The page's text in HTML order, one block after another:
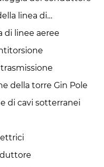
linea di
di linee aeree
della torre Gin Pole
di cavi sotterranei